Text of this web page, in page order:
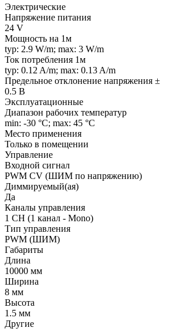
Электрические
Напряжение питания
24 V
Мощность на 1м
typ: 2.9 W/m; max: 3 W/m
Ток потребления 1м
typ: 0.12 A/m; max: 0.13 A/m
Предельное отклонение напряжения ±
0.5 В
Эксплуатационные
Диапазон рабочих температур
min: -30 °C; max: 45 °C
Место применения
Только в помещении
Управление
Входной сигнал
PWM СV (ШИМ по напряжению)
Диммируемый(ая)
Да
Каналы управления
1 CH (1 канал - Mono)
Тип управления
PWM (ШИМ)
Габариты
Длина
10000 мм
Ширина
8 мм
Высота
1.5 мм
Другие